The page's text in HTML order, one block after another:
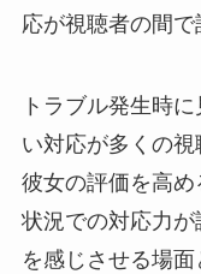
応が視聴者の間で
トラブル発生時
い対応が多くの
彼女の評価を高
状況での対応力
を感じさせる場面